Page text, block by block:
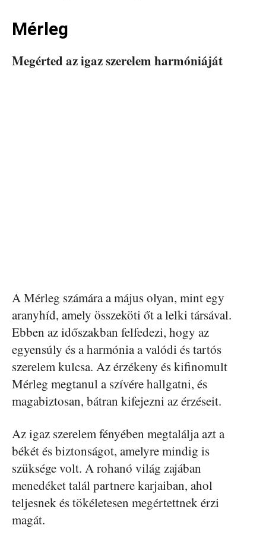
Mérleg
Megérted az igaz szerelem harmóniáját
A Mérleg számára a május olyan, mint egy
aranyhíd, amely összeköti őt a lelki társával.
Ebben az időszakban felfedezi, hogy az
egyensúly és a harmónia a valódi és tartós
szerelem kulcsa. Az érzékeny és kifinomult
Mérleg megtanul a szívére hallgatni, és
magabiztosan, bátran kifejezni az érzéseit.
Az igaz szerelem fényében megtalálja azt a
békét és biztonságot, amelyre mindig is
szüksége volt. A rohanó világ zajában
menedéket talál partnere karjaiban, ahol
teljesnek és tökéletesen megértettnek érzi
magát.